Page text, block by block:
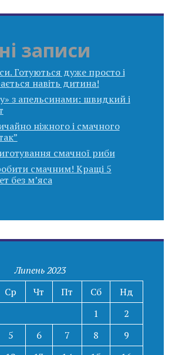
записи
Готуються дуже просто і
навіть дитина!
з апельсинами: швидкий і
ніжного і смачного
смачної риби
смачним! Кращі 5
без м’яса
Липень 2023
Ср Чт Пт Сб
Нд
1
2
5 6 7 8
9